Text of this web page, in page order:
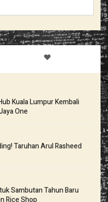
Kuala Lumpur Kembali
One
Taruhan Arul Rasheed
Sambutan Tahun Baru